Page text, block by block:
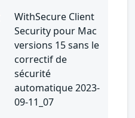
WithSecure Client
Security pour Mac
versions 15 sans le
correctif de
sécurité
automatique 2023-
09-11_07